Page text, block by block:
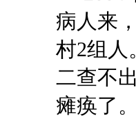
病人来
村2组人
二查不
瘫痪了。